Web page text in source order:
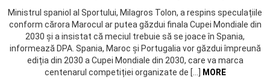
Ministrul spaniol al Sportului, Milagros Tolon, a respins speculațiile
conform cărora Marocul ar putea găzdui finala Cupei Mondiale din
2030 și a insistat că meciul trebuie să se joace în Spania,
informează DPA. Spania, Maroc și Portugalia vor găzdui împreună
ediția din 2030 a Cupei Mondiale din 2030, care va marca
centenarul competiției organizate de […] MORE